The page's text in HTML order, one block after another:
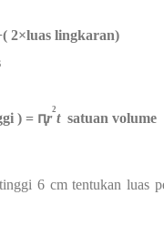
2×luas lingkaran)
) = ԥr
2
t satuan volume
6 cm tentukan luas